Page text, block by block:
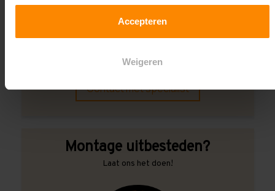
Accepteren
Weigeren
Een maat die niet op de site staat? Hogere
specialiteit!
Contact met specialist
Montage uitbesteden?
Laat ons het doen!